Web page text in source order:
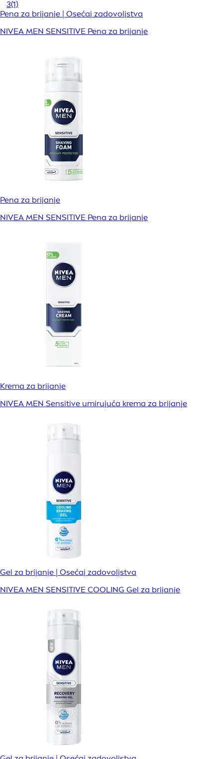
3(1)
Pena za brijanje | Osećaj zadovoljstva
NIVEA MEN SENSITIVE Pena za brijanje
Pena za brijanje
NIVEA MEN SENSITIVE Pena za brijanje
Krema za brijanje
NIVEA MEN Sensitive umirujuća krema za brijanje
Gel za brijanje | Osećaj zadovoljstva
NIVEA MEN SENSITIVE COOLING Gel za brijanje